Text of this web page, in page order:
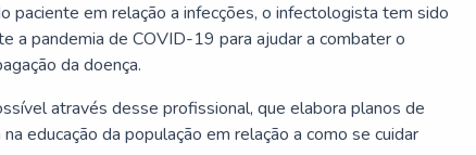
paciente em relação a infecções, o infectologista tem sido
a pandemia de COVID-19 para ajudar a combater o
da doença.
através desse profissional, que elabora planos de
educação da população em relação a como se cuidar